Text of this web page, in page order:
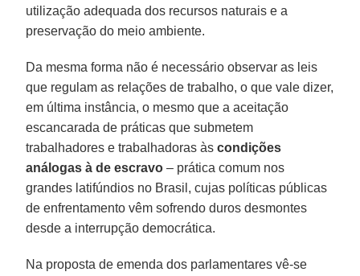
utilização adequada dos recursos naturais e a
preservação do meio ambiente.
Da mesma forma não é necessário observar as leis
que regulam as relações de trabalho, o que vale dizer,
em última instância, o mesmo que a aceitação
escancarada de práticas que submetem
trabalhadores e trabalhadoras àscondições
análogas à de escravo – prática comum nos
grandes latifúndios no Brasil, cujas políticas públicas
de enfrentamento vêm sofrendo duros desmontes
desde a interrupção democrática.
Na proposta de emenda dos parlamentares vê-se